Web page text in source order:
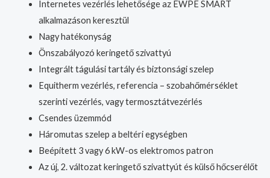
Internetes vezérlés lehetősége az EWPE SMART
alkalmazáson keresztül
Nagy hatékonyság
Önszabályozó keringető szivattyú
Integrált tágulási tartály és biztonsági szelep
Equitherm vezérlés, referencia – szobahőmérséklet
szerinti vezérlés, vagy termosztátvezérlés
Csendes üzemmód
Háromutas szelep a beltéri egységben
Beépített 3 vagy 6 kW-os elektromos patron
Az új, 2. változat keringető szivattyút és külső hőcserélőt